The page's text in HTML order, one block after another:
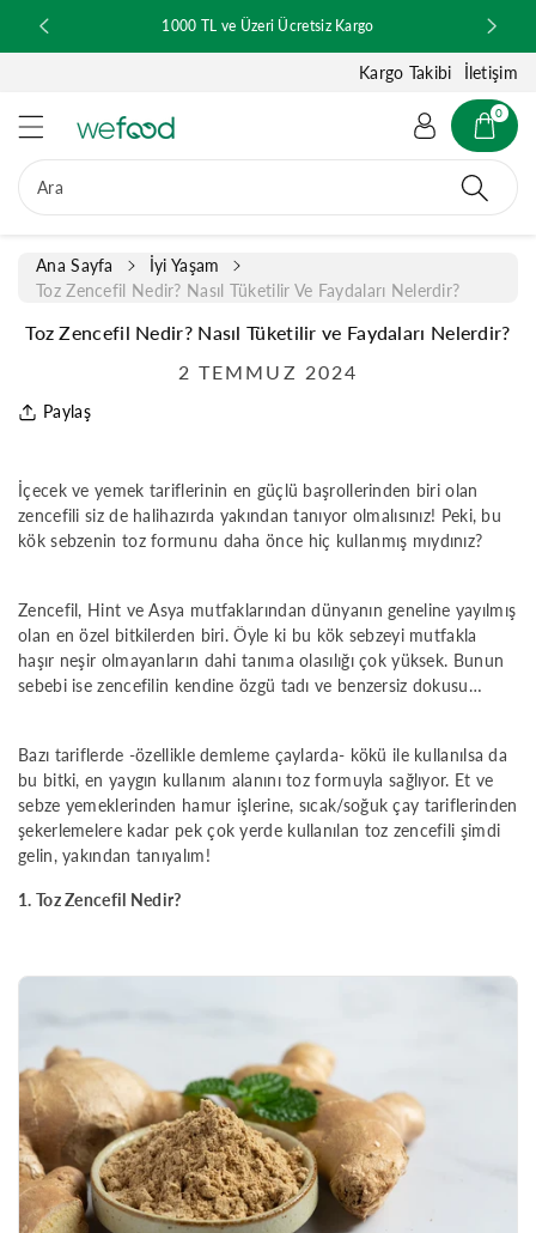
a
1000 TL ve Üzeri Ücretsiz Kargo
Kargo Takibi İletişim
Ara
0
Ana Sayfa
İyi Yaşam
Toz Zencefil Nedir? Nasıl Tüketilir Ve Faydaları Nelerdir?
Toz Zencefil Nedir? Nasıl Tüketilir ve Faydaları Nelerdir?
2 TEMMUZ 2024
Paylaş
İçecek ve yemek tariflerinin en güçlü başrollerinden biri olan
zencefili siz de halihazırda yakından tanıyor olmalısınız! Peki, bu
kök sebzenin toz formunu daha önce hiç kullanmış mıydınız?
Zencefil, Hint ve Asya mutfaklarından dünyanın geneline yayılmış
olan en özel bitkilerden biri. Öyle ki bu kök sebzeyi mutfakla
haşır neşir olmayanların dahi tanıma olasılığı çok yüksek. Bunun
sebebi ise zencefilin kendine özgü tadı ve benzersiz dokusu…
Bazı tariflerde -özellikle demleme çaylarda- kökü ile kullanılsa da
bu bitki, en yaygın kullanım alanını toz formuyla sağlıyor. Et ve
sebze yemeklerinden hamur işlerine, sıcak/soğuk çay tariflerinden
şekerlemelere kadar pek çok yerde kullanılan toz zencefili şimdi
gelin, yakından tanıyalım!
1. Toz Zencefil Nedir?